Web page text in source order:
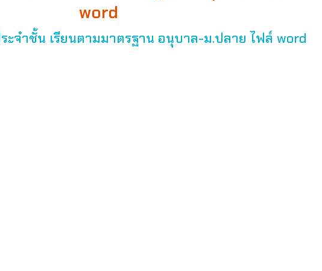
word
ะจำชั้น เรียนตามมาตรฐาน อนุบาล-ม.ปลาย ไฟล์ word